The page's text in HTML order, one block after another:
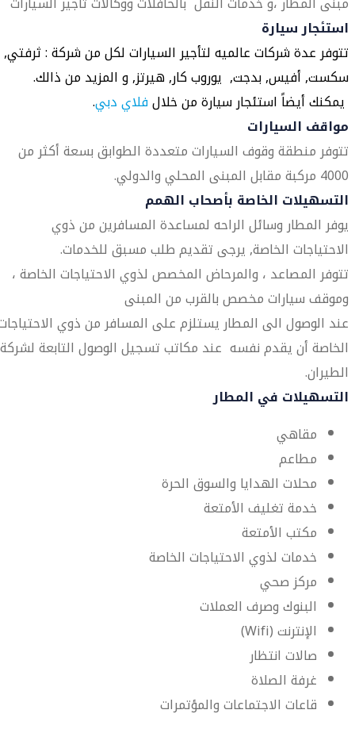
استئجار سيارة
تتوفر عدة شركات عالميه لتأجير السيارات لكل من شركة : ثرفتي,
سكست, أفيس, بدجت, يوروب كار, هيرتز, و المزيد من ذالك.
يمكنك أيضاً استئجار سيارة من خلالفلاي دبي.
مواقف السيارات
تتوفر منطقة وقوف السيارات متعددة الطوابق بسعة أكثر من
4000 مركبة مقابل المبنى المحلي والدولي.
التسهيلات الخاصة بأصحاب الهمم
يوفر المطار وسائل الراحه لمساعدة المسافرين من ذوي
الاحتياجات الخاصة, يرجى تقديم طلب مسبق للخدمات.
تتوفر المصاعد ، والمرحاض المخصص لذوي الاحتياجات الخاصة ،
وموقف سيارات مخصص بالقرب من المبنى
عند الوصول الى المطار يستلزم على المسافر من ذوي
الخاصة أن يقدم نفسه عند مكاتب تسجيل الوصول التابعة لشركة
الطيران.
التسهيلات في المطار
مقاهي
مطاعم
محلات الهدايا والسوق الحرة
خدمة تغليف الأمتعة
مكتب الأمتعة
خدمات لذوي الاحتياجات الخاصة
مركز صحي
البنوك وصرف العملات
الإنترنت (Wifi)
صالات انتظار
غرفة الصلاة
قاعات الاجتماعات والمؤتمرات